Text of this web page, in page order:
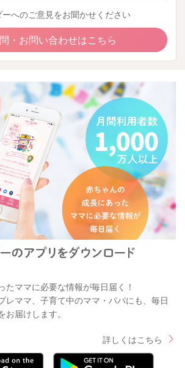
へのご意見をお聞かせください
・お問い合わせはこちら
たママに必要な情報が毎日届く！
レママ、子育て中のママ・パパにも、毎日
お届けします。
詳しくはこちら